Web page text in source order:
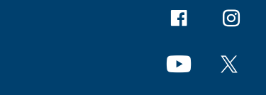
Facebook
YouTube X